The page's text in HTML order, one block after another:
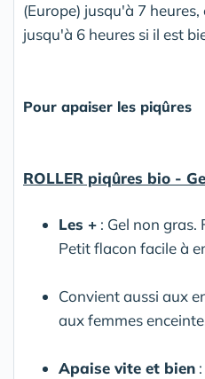
(Europe) jusqu'à 7
jusqu'à 6 heures si il est
Pour apaiser les piqûres
ROLLER piqûres bio -
Les + : Gel non gras.
Petit flacon facile à
Convient aussi aux
aux femmes
Apaise vite et bien :